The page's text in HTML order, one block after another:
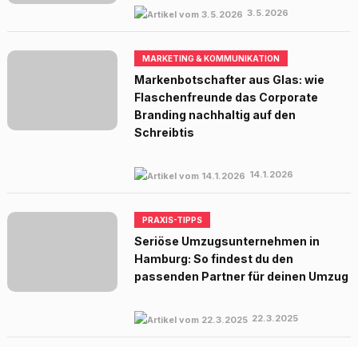
3.5.2026
MARKETING & KOMMUNIKATION
Markenbotschafter aus Glas: wie
Flaschenfreunde das Corporate
Branding nachhaltig auf den
Schreibtis
14.1.2026
PRAXIS-TIPPS
Seriöse Umzugsunternehmen in
Hamburg: So findest du den
passenden Partner für deinen Umzug
22.3.2025